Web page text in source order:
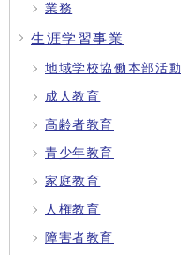
業務
生涯学習事業
地域学校協働本部活動
成人教育
高齢者教育
青少年教育
家庭教育
人権教育
障害者教育